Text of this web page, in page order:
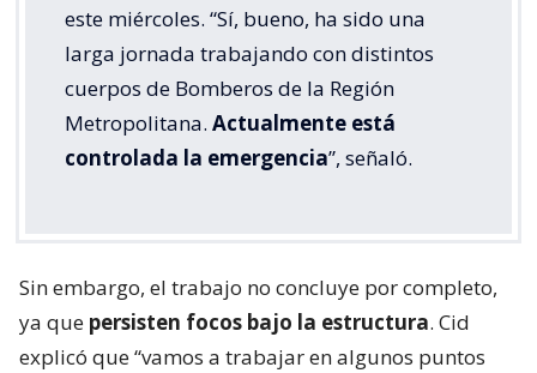
este miércoles. “Sí, bueno, ha sido una
larga jornada trabajando con distintos
cuerpos de Bomberos de la Región
Metropolitana. Actualmente está
controlada la emergencia”, señaló.
Sin embargo, el trabajo no concluye por completo,
ya que persisten focos bajo la estructura. Cid
explicó que “vamos a trabajar en algunos puntos